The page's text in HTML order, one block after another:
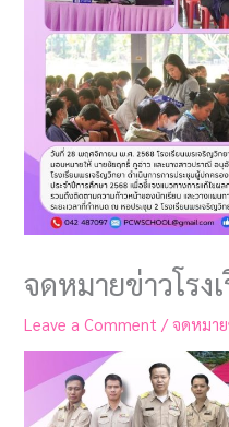
จดหมายข่าวโรง
Leave a Comment / จดหมาย